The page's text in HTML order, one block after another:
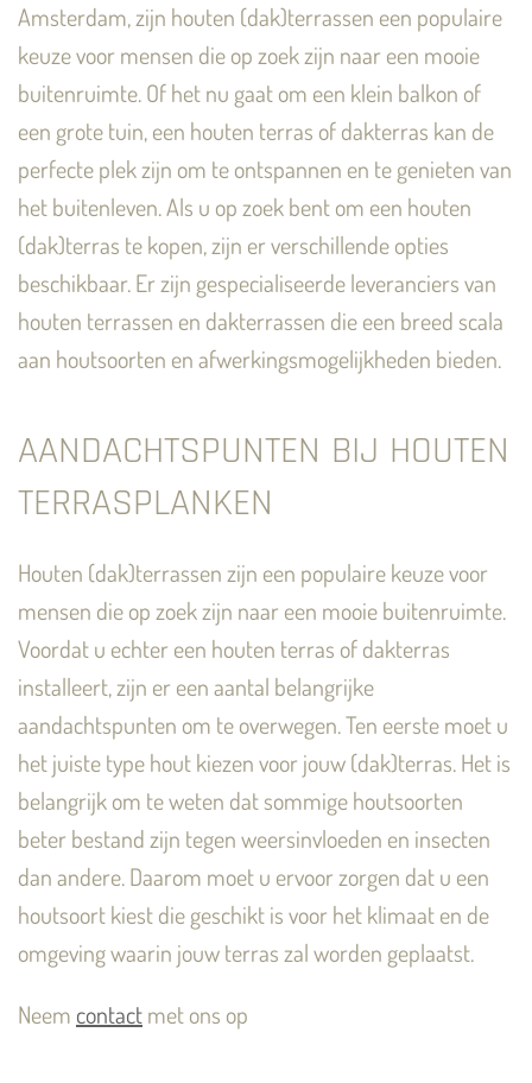
Amsterdam, zijn houten (dak)terrassen een populaire
keuze voor mensen die op zoek zijn naar een mooie
buitenruimte. Of het nu gaat om een ​​klein balkon of
een grote tuin, een houten terras of dakterras kan de
perfecte plek zijn om te ontspannen en te genieten van
het buitenleven.Als u op zoek bent om een houten
(dak)terras te kopen, zijn er verschillende opties
beschikbaar. Er zijn gespecialiseerde leveranciers van
houten terrassen en dakterrassen die een breed scala
aan houtsoorten en afwerkingsmogelijkheden bieden.
AANDACHTSPUNTEN BIJ HOUTEN
TERRASPLANKEN
Houten (dak)terrassen zijn een populaire keuze voor
mensen die op zoek zijn naar een mooie buitenruimte.
Voordat u echter een houten terras of dakterras
installeert, zijn er een aantal belangrijke
aandachtspunten om te overwegen.Ten eerste moet u
het juiste type hout kiezen voor jouw (dak)terras. Het is
belangrijk om te weten dat sommige houtsoorten
beter bestand zijn tegen weersinvloeden en insecten
dan andere. Daarom moet u ervoor zorgen dat u een
houtsoort kiest die geschikt is voor het klimaat en de
omgeving waarin jouw terras zal worden geplaatst.
Neem contactmet ons op